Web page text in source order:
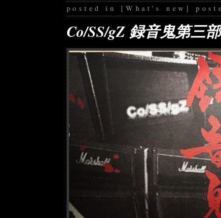
posted in [What's new]
Co/SS/gZ 録音鬼第三部